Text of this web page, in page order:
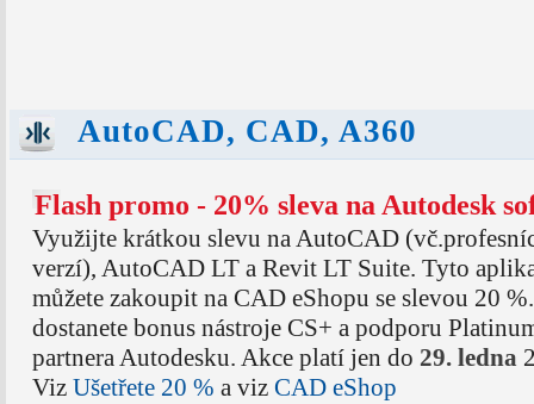
AutoCAD, CAD, A360
Flash promo - 20% sleva na Autodesk
Využijte krátkou slevu na AutoCAD
verzí), AutoCAD LT a Revit LT Suite. Tyto
můžete zakoupit na CAD eShopu se slevou 20
dostanete bonus nástroje CS+ a podporu
partnera Autodesku. Akce platí jen do 29. ledna
Viz Ušetřete 20 % a viz CAD eShop